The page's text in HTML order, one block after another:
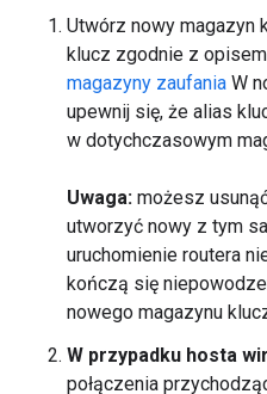
Utwórz nowy magazyn
klucz zgodnie z
magazyny zaufania W
upewnij się, że alias
w dotychczasowym
Uwaga: możesz
utworzyć nowy z tym
uruchomienie routera
kończą się
nowego magazynu
W przypadku hosta
połączenia